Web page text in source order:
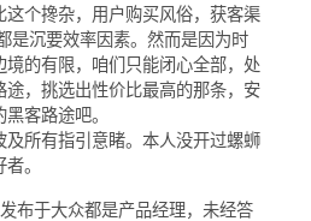
这个搀杂，用户购买风俗，获客渠
是沉要效率因素。然而是因为时
境的有限，咱们只能闭心全部，处
途，挑选出性价比最高的那条，安
客路途吧。
及所有指引意睹。本人没开过螺蛳
。
布于大众都是产品经理，未经答